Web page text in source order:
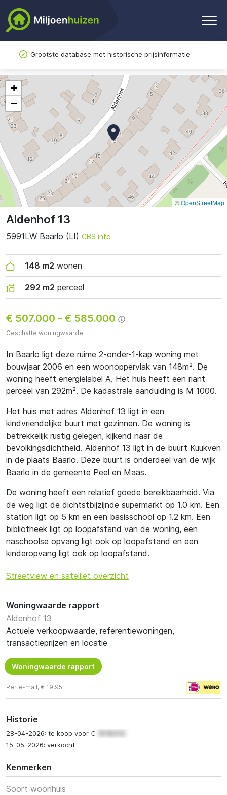
Grootste database met historische prijsinformatie
Aldenhof 13
5991LW Baarlo (LI) CBS info
148 m2 wonen
292 m2 perceel
€ 507.000 - € 585.000
Geschatte woningwaarde
In Baarlo ligt deze ruime 2-onder-1-kap woning met
bouwjaar 2006 en een woonoppervlak van 148m². De
woning heeft energielabel A. Het huis heeft een riant
perceel van 292m². De kadastrale aanduiding is M 1000.
Het huis met adres Aldenhof 13 ligt in een
kindvriendelijke buurt met gezinnen. De woning is
betrekkelijk rustig gelegen, kijkend naar de
bevolkingsdichtheid. Aldenhof 13 ligt in de buurt Kuukven
in de plaats Baarlo. Deze buurt is onderdeel van de wijk
Baarlo in de gemeente Peel en Maas.
De woning heeft een relatief goede bereikbaarheid. Via
de weg ligt de dichtstbijzijnde supermarkt op 1.0 km. Een
station ligt op 5 km en een basisschool op 1.2 km. Een
bibliotheek ligt op loopafstand van de woning, een
naschoolse opvang ligt ook op loopafstand en een
kinderopvang ligt ook op loopafstand.
Streetview en satelliet overzicht
Woningwaarde rapport
Aldenhof 13
Actuele verkoopwaarde, referentiewoningen,
transactieprijzen en locatie
Woningwaarde rapport
Per e-mail, € 19,95
Historie
28-04-2026: te koop voor €
15-05-2026: verkocht
Kenmerken
Soort woonhuis
+
−
©OpenStreetMap